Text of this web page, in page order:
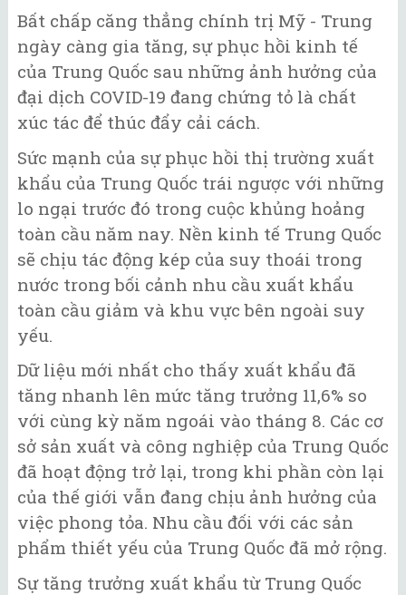
Bất chấp căng thẳng chính trị Mỹ - Trung
ngày càng gia tăng, sự phục hồi kinh tế
của Trung Quốc sau những ảnh hưởng của
đại dịch COVID-19 đang chứng tỏ là chất
xúc tác để thúc đẩy cải cách.
Sức mạnh của sự phục hồi thị trường xuất
khẩu của Trung Quốc trái ngược với những
lo ngại trước đó trong cuộc khủng hoảng
toàn cầu năm nay. Nền kinh tế Trung Quốc
sẽ chịu tác động kép của suy thoái trong
nước trong bối cảnh nhu cầu xuất khẩu
toàn cầu giảm và khu vực bên ngoài suy
yếu.
Dữ liệu mới nhất cho thấy xuất khẩu đã
tăng nhanh lên mức tăng trưởng 11,6% so
với cùng kỳ năm ngoái vào tháng 8. Các cơ
sở sản xuất và công nghiệp của Trung Quốc
đã hoạt động trở lại, trong khi phần còn lại
của thế giới vẫn đang chịu ảnh hưởng của
việc phong tỏa. Nhu cầu đối với các sản
phẩm thiết yếu của Trung Quốc đã mở rộng.
Sự tăng trưởng xuất khẩu từ Trung Quốc